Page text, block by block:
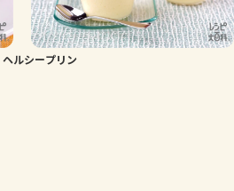
ヘルシープリン